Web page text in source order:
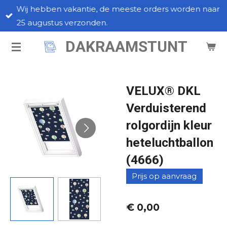
Ga
direct
de
DAKRAAMSTUNT
Wij hebben vakantie, de meeste orders worden naar
25 augustus verzonden.
VELUX® DKL
Verduisterend
rolgordijn kleur
heteluchtballon
(4666)
Prijs op aanvraag
€ 0,00